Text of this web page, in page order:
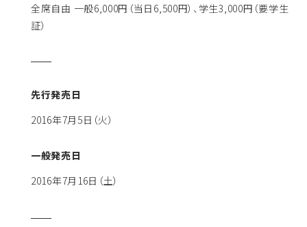
全席自由 一般6,000円（当日6,500円）、学生3,000円（要学生
証）
先行発売日
2016年7月5日（火）
一般発売日
2016年7月16日（土）